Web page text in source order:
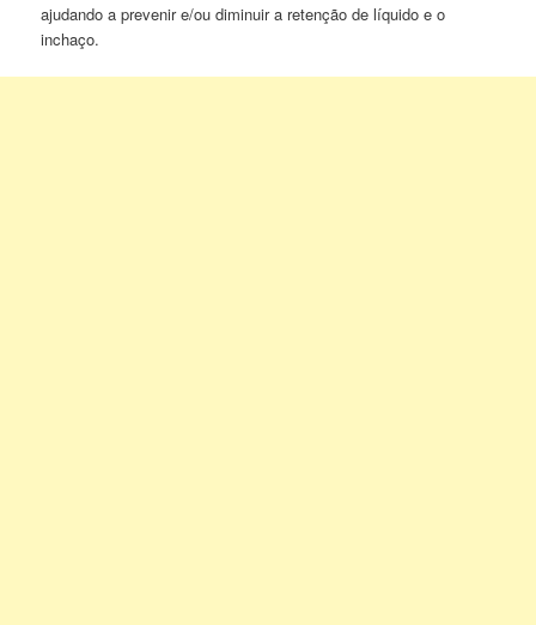
ajudando a prevenir e/ou diminuir a retenção de líquido e o
inchaço.